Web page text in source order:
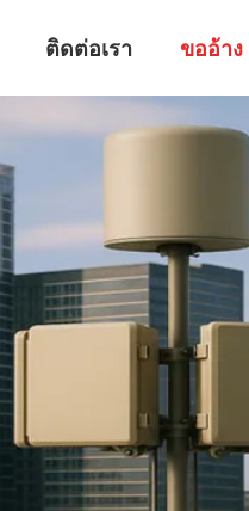
ติดต่อเรา ขออ้าง